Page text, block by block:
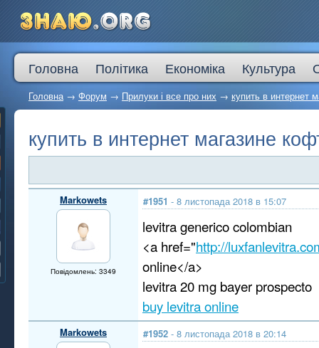
Головна Політика Економіка Культура
Головна→ Форум → Прилуки і все про них → купить в интернет
купить в интернет магазине
Markowets
Повідомлень: 3349
#1951 - 8 листопада 2018 в 15:07
levitra generico colombian
<a href="http://
online</a>
levitra 20 mg bayer prospecto
buy levitra online
Markowets #1952 - 8 листопада 2018 в 20:14